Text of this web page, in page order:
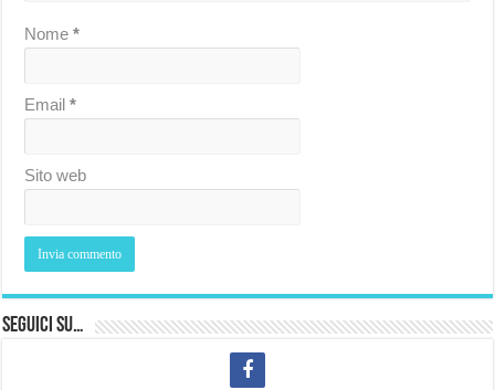
Nome*
Email*
Sito web
Seguici su…